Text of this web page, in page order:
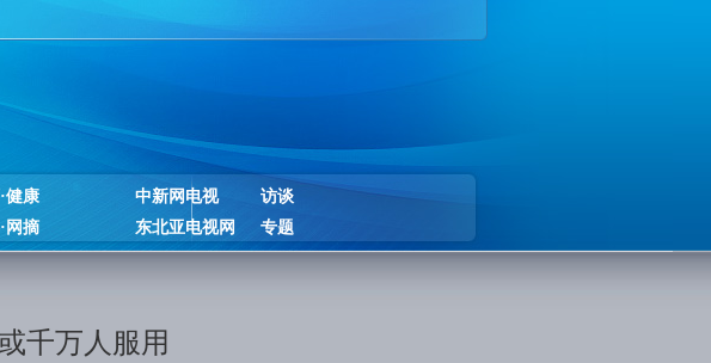
健康
网摘
中新网电视
访谈
东北亚电视网
专题
千万人服用